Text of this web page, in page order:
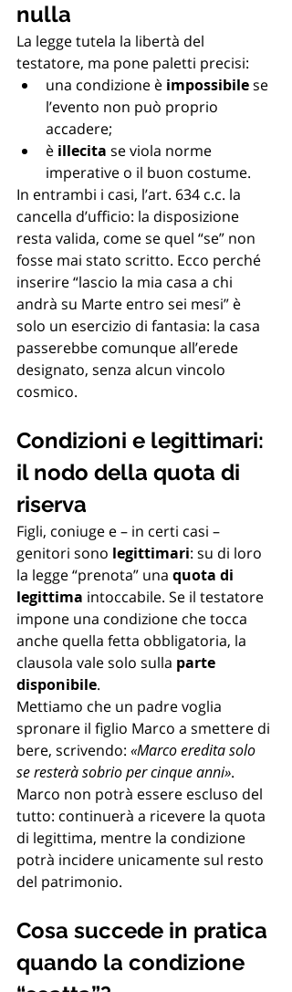
nulla
La legge tutela la libertà del
testatore, ma pone paletti precisi:
una condizione è impossibile se
l’evento non può proprio
accadere;
è illecita se viola norme
imperative o il buon costume.
In entrambi i casi, l’art. 634 c.c. la
cancella d’ufficio: la disposizione
resta valida, come se quel “se” non
fosse mai stato scritto. Ecco perché
inserire “lascio la mia casa a chi
andrà su Marte entro sei mesi” è
solo un esercizio di fantasia: la casa
passerebbe comunque all’erede
designato, senza alcun vincolo
cosmico.
Condizioni e legittimari:
il nodo della quota di
riserva
Figli, coniuge e – in certi casi –
genitori sono legittimari: su di loro
la legge “prenota” una quota di
legittima intoccabile. Se il testatore
impone una condizione che tocca
anche quella fetta obbligatoria, la
clausola vale solo sulla parte
disponibile.
Mettiamo che un padre voglia
spronare il figlio Marco a smettere di
bere, scrivendo: «Marco eredita solo
se resterà sobrio per cinque anni».
Marco non potrà essere escluso del
tutto: continuerà a ricevere la quota
di legittima, mentre la condizione
potrà incidere unicamente sul resto
del patrimonio.
Cosa succede in pratica
quando la condizione